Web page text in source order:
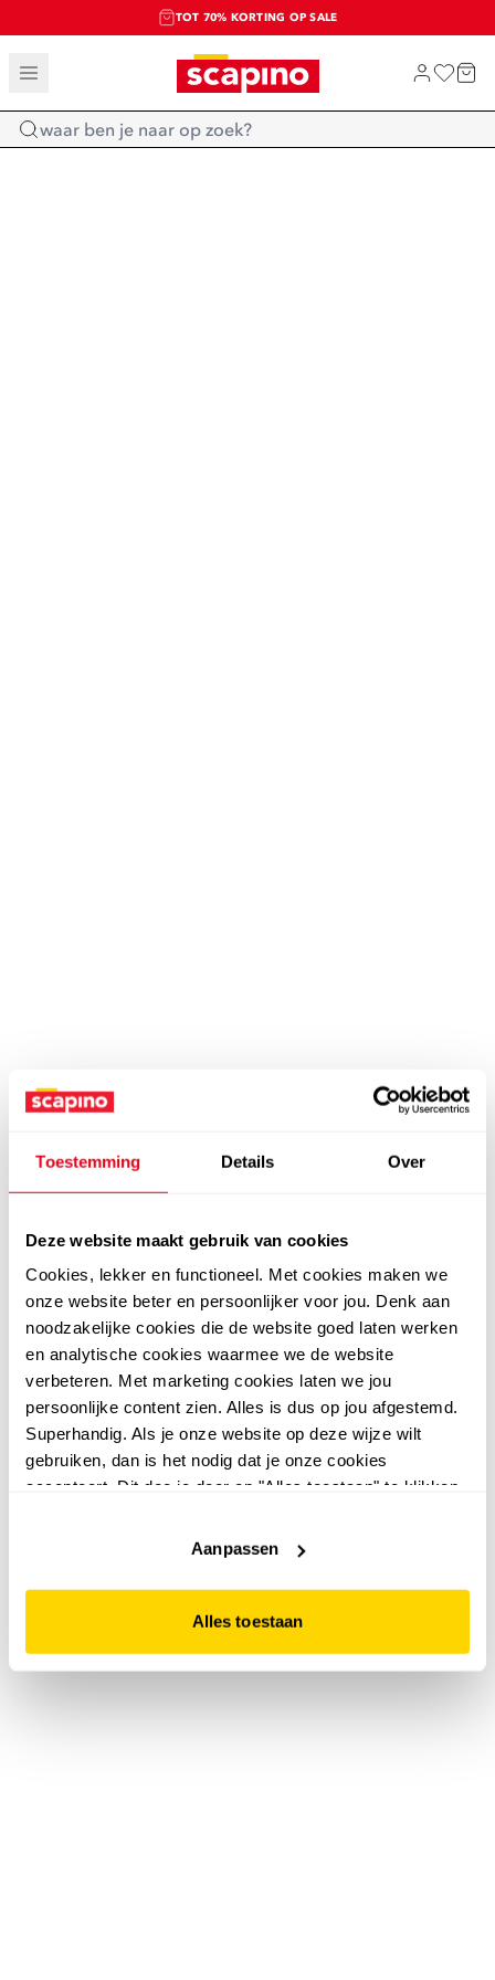
Toestemming Details Over
Deze website maakt gebruik van cookies
Cookies, lekker en functioneel. Met cookies maken we
onze website beter en persoonlijker voor jou. Denk aan
noodzakelijke cookies die de website goed laten werken
en analytische cookies waarmee we de website
verbeteren. Met marketing cookies laten we jou
persoonlijke content zien. Alles is dus op jou afgestemd.
Superhandig. Als je onze website op deze wijze wilt
gebruiken, dan is het nodig dat je onze cookies
accepteert. Dit doe je door op "Alles toestaan" te klikken.
website niet optimaal functioneert.
Aanpassen
Alles toestaan
TOT 70% KORTING OP SALE
SALE: LAATSTE KANS!
SHOP NIEUW
Home